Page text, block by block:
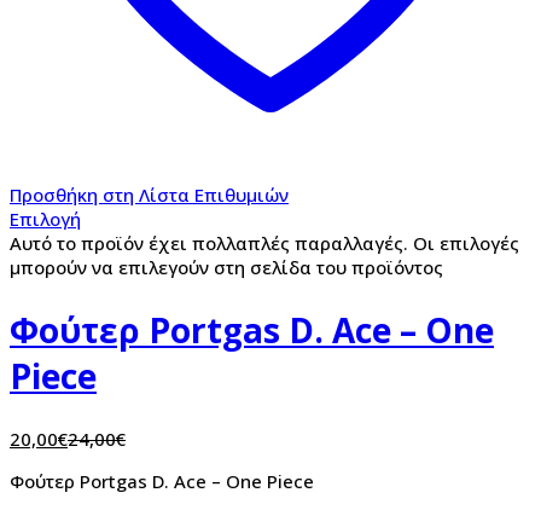
Προσθήκη στη Λίστα Επιθυμιών
Επιλογή
Αυτό το προϊόν έχει πολλαπλές παραλλαγές. Οι επιλογές
μπορούν να επιλεγούν στη σελίδα του προϊόντος
Φούτερ Portgas D. Ace – One
Piece
20,00€24,00€
Φούτερ Portgas D. Ace – One Piece